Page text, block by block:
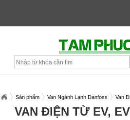
Sản phẩm Van Ngành Lạnh Danfoss Van
VAN ĐIỆN TỪ EV,